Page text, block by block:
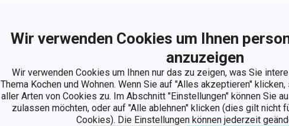
Wir verwenden Cookies um Ihnen
anzuzeigen
Wir verwenden Cookies um Ihnen nur das zu zeigen, was Sie
Thema Kochen und Wohnen. Wenn Sie auf "Alles akzeptieren"
aller Arten von Cookies zu. Im Abschnitt "Einstellungen" können Sie
zulassen möchten, oder auf "Alle ablehnen" klicken (dies gilt nicht
Cookies). Die Einstellungen können jederzeit